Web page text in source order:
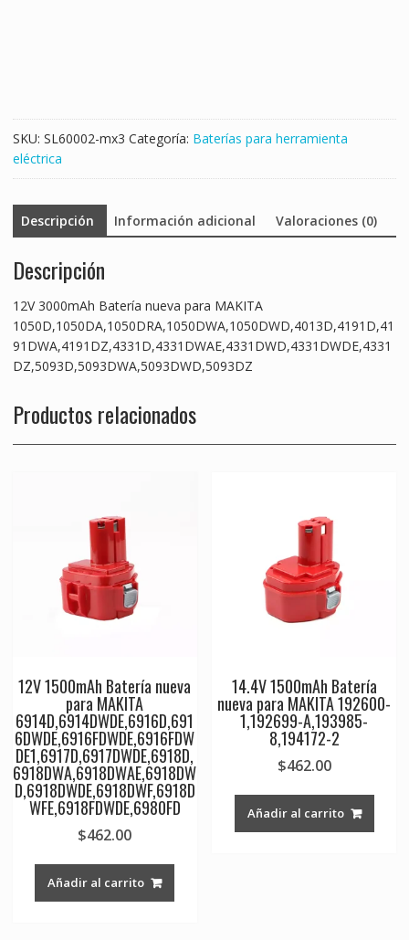
SKU: SL60002-mx3 Categoría: Baterías para herramienta
eléctrica
Descripción Información adicional Valoraciones (0)
Descripción
12V 3000mAh Batería nueva para MAKITA
1050D,1050DA,1050DRA,1050DWA,1050DWD,4013D,4191D,41
91DWA,4191DZ,4331D,4331DWAE,4331DWD,4331DWDE,4331
DZ,5093D,5093DWA,5093DWD,5093DZ
Productos relacionados
12V 1500mAh Batería nueva
para MAKITA
6914D,6914DWDE,6916D,691
6DWDE,6916FDWDE,6916FDW
DE1,6917D,6917DWDE,6918D,
6918DWA,6918DWAE,6918DW
D,6918DWDE,6918DWF,6918D
WFE,6918FDWDE,6980FD
$462.00
Añadir al carrito
14.4V 1500mAh Batería
nueva para MAKITA 192600-
1,192699-A,193985-
8,194172-2
$462.00
Añadir al carrito